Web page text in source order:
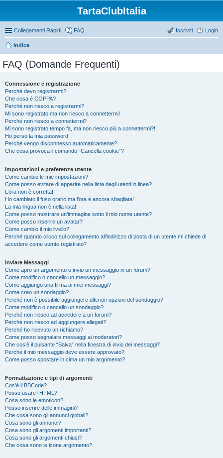
TartaClubItalia
Collegamenti Rapidi FAQ Login
Iscriviti
Indice
FAQ (Domande Frequenti)
Connessione e registrazione
Perché devo registrarmi?
Che cosa è COPPA?
Perché non riesco a registrarmi?
Mi sono registrato ma non riesco a connettermi!
Perché non riesco a connettermi?
Mi sono registrato tempo fa, ma non riesco più a connettermi?!
Ho perso la mia password!
Perché vengo disconnesso automaticamente?
Che cosa provoca il comando “Cancella cookie”?
Impostazioni e preferenze utente
Come cambio le mie impostazioni?
Come posso evitare di apparire nella lista degli utenti in linea?
L’ora non è corretta!
Ho cambiato il fuso orario ma l’ora è ancora sbagliata!
La mia lingua non è nella lista!
Come posso mostrare un’immagine sotto il mio nome utente?
Come posso inserire un avatar?
Come cambio il mio livello?
Perché quando clicco sul collegamento all’indirizzo di posta di un utente mi chiede di
accedere come utente registrato?
Inviare Messaggi
Come apro un argomento o invio un messaggio in un forum?
Come modifico o cancello un messaggio?
Come aggiungo una firma ai miei messaggi?
Come creo un sondaggio?
Perché non è possibile aggiungere ulteriori opzioni del sondaggio?
Come modifico o cancello un sondaggio?
Perché non riesco ad accedere a un forum?
Perché non riesco ad aggiungere allegati?
Perché ho ricevuto un richiamo?
Come posso segnalare messaggi ai moderatori?
Che cos’è il pulsante “Salva” nella finestra di invio dei messaggi?
Perché il mio messaggio deve essere approvato?
Come posso spostare in cima un mio argomento?
Formattazione e tipi di argomenti
Cos’è il BBCode?
Posso usare l’HTML?
Cosa sono le emoticon?
Posso inserire delle immagini?
Che cosa sono gli annunci globali?
Cosa sono gli annunci?
Cosa sono gli argomenti importanti?
Cosa sono gli argomenti chiusi?
Che cosa sono le icone argomento?